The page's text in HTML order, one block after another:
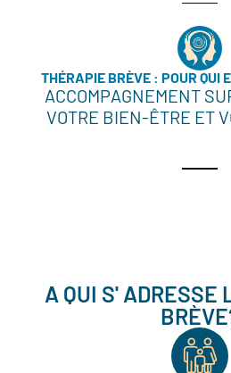
THÉRAPIE BRÈVE : POUR QUI
ACCOMPAGNEMENT
VOTRE BIEN-ÊTRE ET
A QUI S' ADRESSE